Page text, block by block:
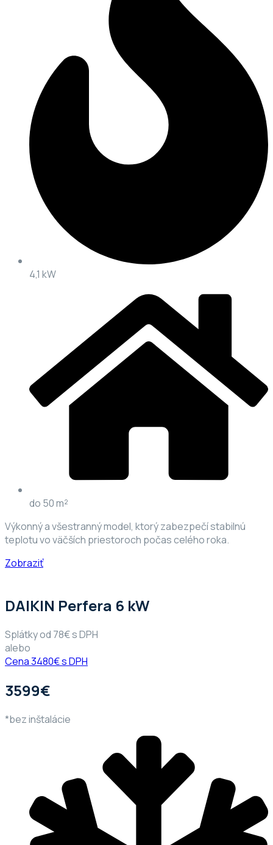
4,1 kW
do 50 m²
Výkonný a všestranný model, ktorý zabezpečí stabilnú
teplotu vo väčších priestoroch počas celého roka.
Zobraziť
DAIKIN Perfera 6 kW
Splátky od 78€ s DPH
alebo
Cena 3480€ s DPH
3599€
*bez inštalácie